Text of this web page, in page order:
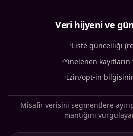
Veri hijyeni ve
•Liste güncelliği
•Yinelenen
•İzin/opt-in
Misafir verisini segmentlere
mantığını